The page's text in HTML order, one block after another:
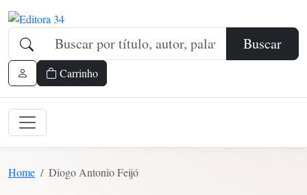
Buscar
Carrinho
Home Diogo Antonio Feijó